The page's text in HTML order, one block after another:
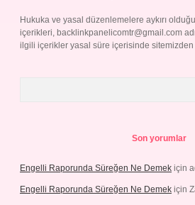
Hukuka ve yasal düzenlemelere aykırı
içerikleri, backlinkpanelicomtr@gmail.com
ilgili içerikler yasal süre içerisinde sitemizden
Son yorumlar
Engelli Raporunda Süreğen Ne Demek için
Engelli Raporunda Süreğen Ne Demek için